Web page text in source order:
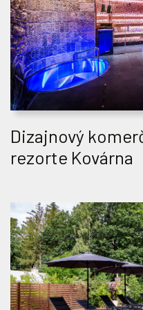
Dizajnový
rezorte Kovárna